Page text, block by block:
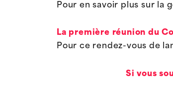
Pour en savoir plus sur
La première réunion du
Pour ce rendez-vous de
Si vous